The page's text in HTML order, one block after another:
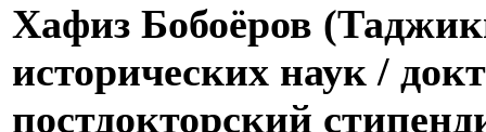
Хафиз Бобоёров
исторических наук / д
постдокторский